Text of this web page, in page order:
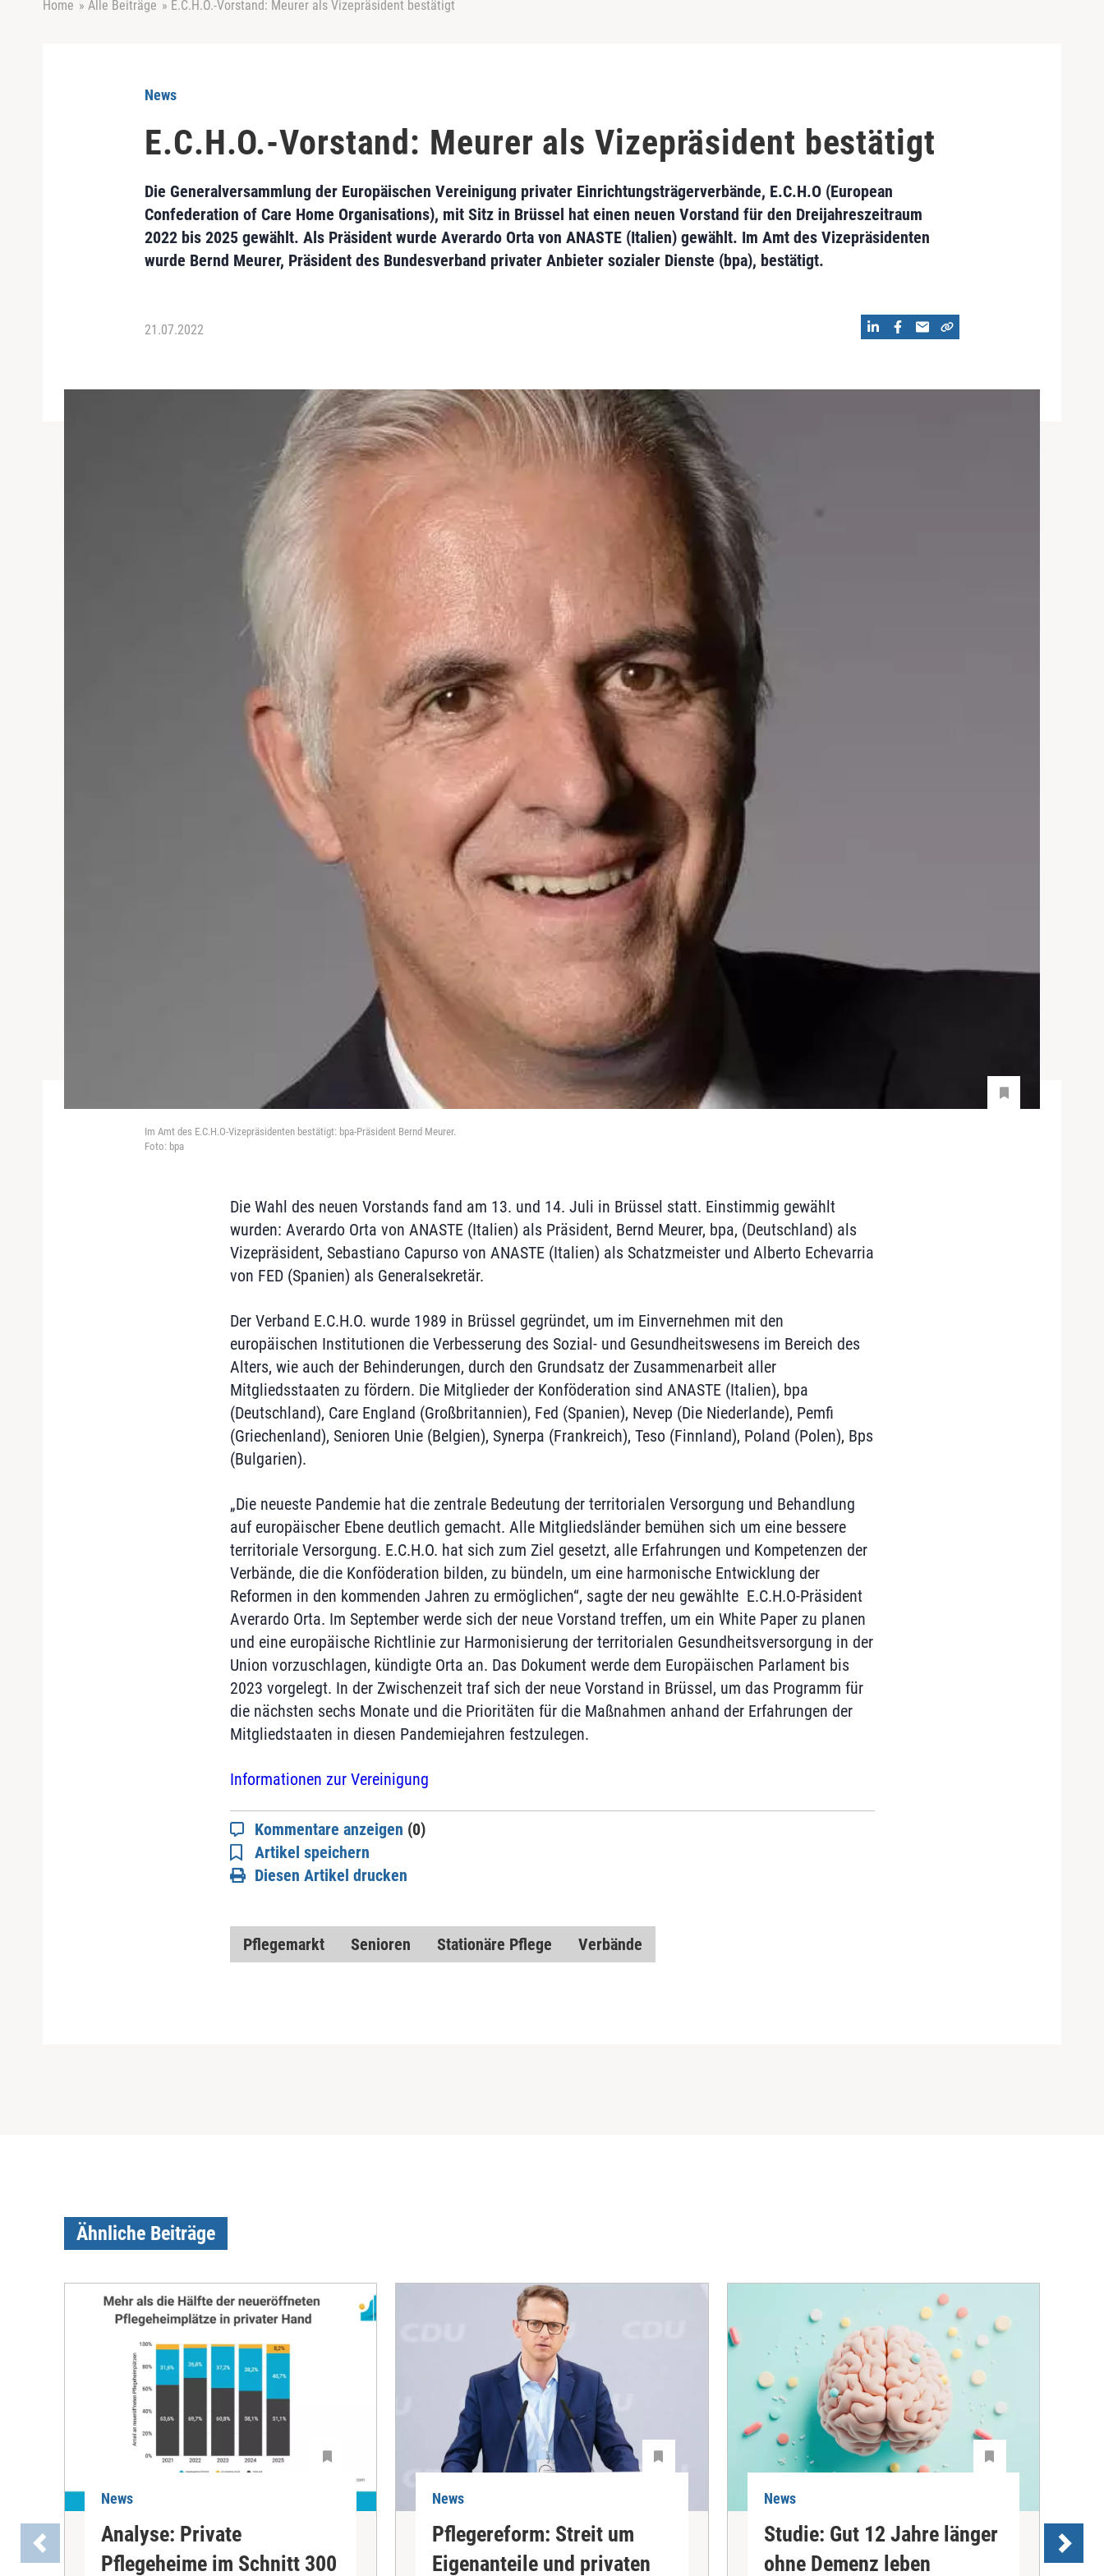
Home » Alle Beiträge » E.C.H.O.-Vorstand: Meurer als Vizepräsident bestätigt
News
E.C.H.O.-Vorstand: Meurer als Vizepräsident bestätigt
Die Generalversammlung der Europäischen Vereinigung privater Einrichtungsträgerverbände, E.C.H.O (European
Confederation of Care Home Organisations), mit Sitz in Brüssel hat einen neuen Vorstand für den Dreijahreszeitraum
2022 bis 2025 gewählt. Als Präsident wurde Averardo Orta von ANASTE (Italien) gewählt. Im Amt des Vizepräsidenten
wurde Bernd Meurer, Präsident des Bundesverband privater Anbieter sozialer Dienste (bpa), bestätigt.
21.07.2022
Im Amt des E.C.H.O-Vizepräsidenten bestätigt: bpa-Präsident Bernd Meurer.
Foto: bpa
Die Wahl des neuen Vorstands fand am 13. und 14. Juli in Brüssel statt. Einstimmig gewählt
wurden: Averardo Orta von ANASTE (Italien) als Präsident, Bernd Meurer, bpa, (Deutschland) als
Vizepräsident, Sebastiano Capurso von ANASTE (Italien) als Schatzmeister und Alberto Echevarria
von FED (Spanien) als Generalsekretär.
Der Verband E.C.H.O. wurde 1989 in Brüssel gegründet, um im Einvernehmen mit den
europäischen Institutionen die Verbesserung des Sozial- und Gesundheitswesens im Bereich des
Alters, wie auch der Behinderungen, durch den Grundsatz der Zusammenarbeit aller
Mitgliedsstaaten zu fördern. Die Mitglieder der Konföderation sind ANASTE (Italien), bpa
(Deutschland), Care England (Großbritannien), Fed (Spanien), Nevep (Die Niederlande), Pemfi
(Griechenland), Senioren Unie (Belgien), Synerpa (Frankreich), Teso (Finnland), Poland (Polen), Bps
(Bulgarien).
„Die neueste Pandemie hat die zentrale Bedeutung der territorialen Versorgung und Behandlung
auf europäischer Ebene deutlich gemacht. Alle Mitgliedsländer bemühen sich um eine bessere
territoriale Versorgung. E.C.H.O. hat sich zum Ziel gesetzt, alle Erfahrungen und Kompetenzen der
Verbände, die die Konföderation bilden, zu bündeln, um eine harmonische Entwicklung der
Reformen in den kommenden Jahren zu ermöglichen“, sagte der neu gewählte E.C.H.O-Präsident
Averardo Orta. Im September werde sich der neue Vorstand treffen, um ein White Paper zu planen
und eine europäische Richtlinie zur Harmonisierung der territorialen Gesundheitsversorgung in der
Union vorzuschlagen, kündigte Orta an. Das Dokument werde dem Europäischen Parlament bis
2023 vorgelegt. In der Zwischenzeit traf sich der neue Vorstand in Brüssel, um das Programm für
die nächsten sechs Monate und die Prioritäten für die Maßnahmen anhand der Erfahrungen der
Mitgliedstaaten in diesen Pandemiejahren festzulegen.
Informationen zur Vereinigung
Kommentare anzeigen (0)
Artikel speichern
Diesen Artikel drucken
Pflegemarkt Senioren Stationäre Pflege Verbände
Ähnliche Beiträge
News
Analyse: Private
Pflegeheime im Schnitt 300
News
Pflegereform: Streit um
Eigenanteile und privaten
News
Studie: Gut 12 Jahre länger
ohne Demenz leben